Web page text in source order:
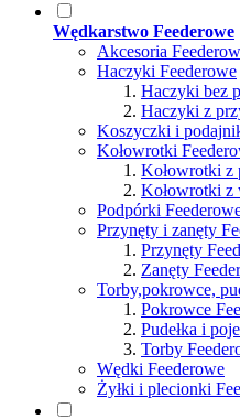
Wędkarstwo Feederowe
Akcesoria
Haczyki Feederowe
Haczyki bez
Haczyki z
Koszyczki i
Kołowrotki
Kołowrotki z
Kołowrotki z
Podpórki
Przynęty i zanęty
Przynęty
Zanęty
Torby,pokrowce,
Pokrowce
Pudełka i
Torby
Wędki Feederowe
Żyłki i plecionki